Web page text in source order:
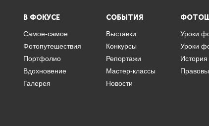
В ФОКУСЕ
Самое-самое
Фотопутешествия
Портфолио
Вдохновение
Галерея
СОБЫТИЯ
Выставки
Конкурсы
Репортажи
Мастер-классы
Новости
Уроки
Уроки